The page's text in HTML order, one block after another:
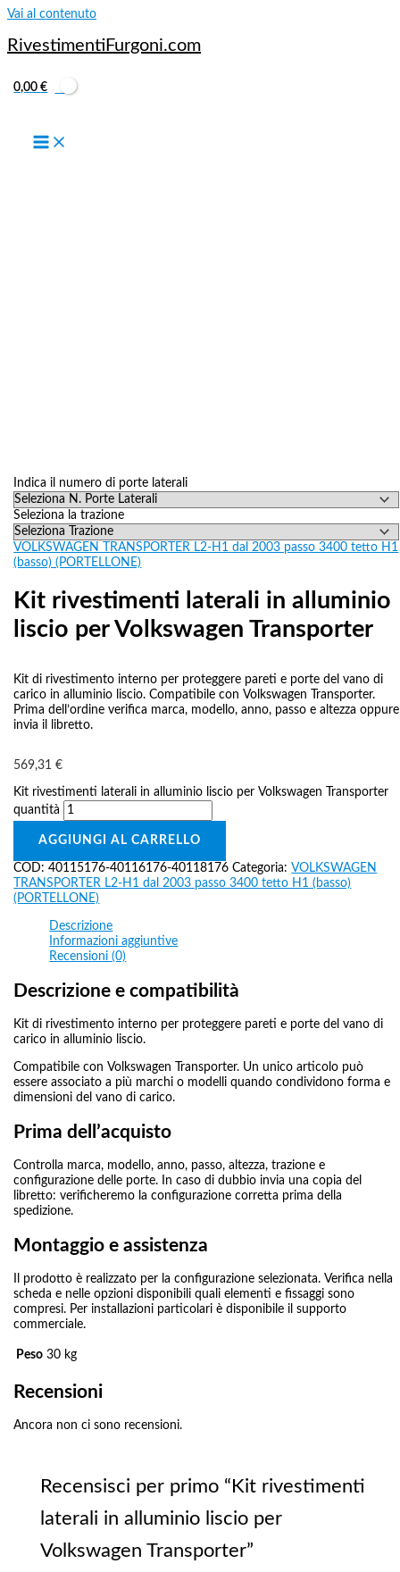
Vai al contenuto
RivestimentiFurgoni.com
0,00€
Indica il numero di porte laterali
Seleziona la trazione
VOLKSWAGEN TRANSPORTER L2-H1 dal 2003 passo 3400 tetto H1
(basso) (PORTELLONE)
Kit rivestimenti laterali in alluminio
liscio per Volkswagen Transporter
569,31€
Kit di rivestimento interno per proteggere pareti e porte del vano di
carico in alluminio liscio. Compatibile con Volkswagen Transporter.
Prima dell’ordine verifica marca, modello, anno, passo e altezza oppure
invia il libretto.
Kit rivestimenti laterali in alluminio liscio per Volkswagen Transporter
quantità
AGGIUNGI AL CARRELLO
COD:40115176-40116176-40118176 Categoria: VOLKSWAGEN
TRANSPORTER L2-H1 dal 2003 passo 3400 tetto H1 (basso)
(PORTELLONE)
Descrizione
Informazioni aggiuntive
Recensioni (0)
Descrizione e compatibilità
Kit di rivestimento interno per proteggere pareti e porte del vano di
carico in alluminio liscio.
Compatibile con Volkswagen Transporter. Un unico articolo può
essere associato a più marchi o modelli quando condividono forma e
dimensioni del vano di carico.
Prima dell’acquisto
Controlla marca, modello, anno, passo, altezza, trazione e
configurazione delle porte. In caso di dubbio invia una copia del
libretto: verificheremo la configurazione corretta prima della
spedizione.
Montaggio e assistenza
Il prodotto è realizzato per la configurazione selezionata. Verifica nella
scheda e nelle opzioni disponibili quali elementi e fissaggi sono
compresi. Per installazioni particolari è disponibile il supporto
commerciale.
Peso 30 kg
Recensioni
Ancora non ci sono recensioni.
Recensisci per primo “Kit rivestimenti
laterali in alluminio liscio per
Volkswagen Transporter”